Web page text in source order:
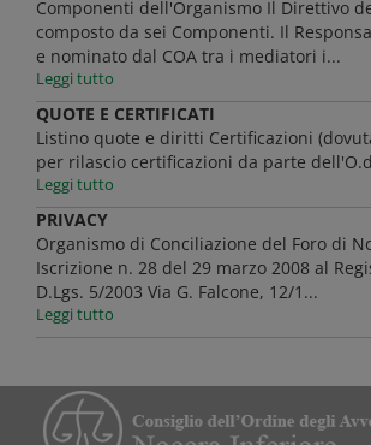
Componenti dell'Organismo Il Direttivo
composto da sei Componenti. Il
e nominato dal COA tra i mediatori i...
Leggi tutto
QUOTE E CERTIFICATI
Listino quote e diritti Certificazioni
per rilascio certificazioni da parte
Leggi tutto
PRIVACY
Organismo di Conciliazione del Foro di
Iscrizione n. 28 del 29 marzo 2008 al
D.Lgs. 5/2003 Via G. Falcone, 12/1...
Leggi tutto